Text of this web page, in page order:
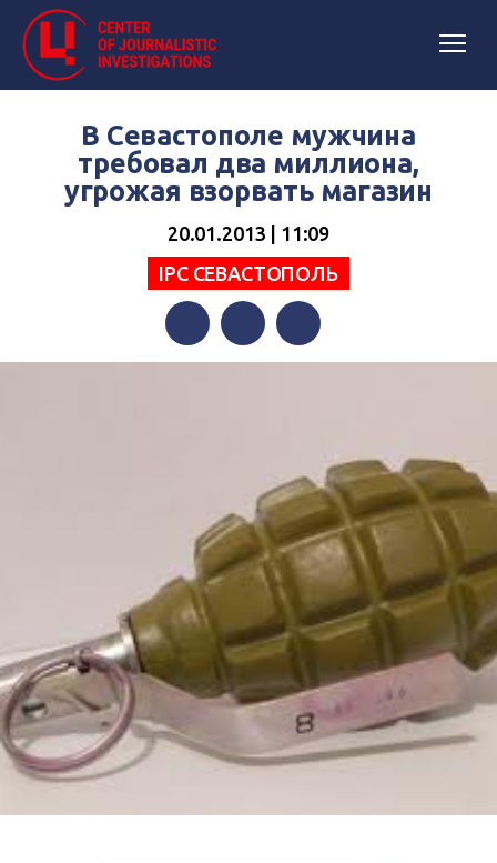
В Севастополе мужчина
требовал два миллиона,
угрожая взорвать магазин
20.01.2013 | 11:09
IPC СЕВАСТОПОЛЬ
FacebookTwitterTelegram